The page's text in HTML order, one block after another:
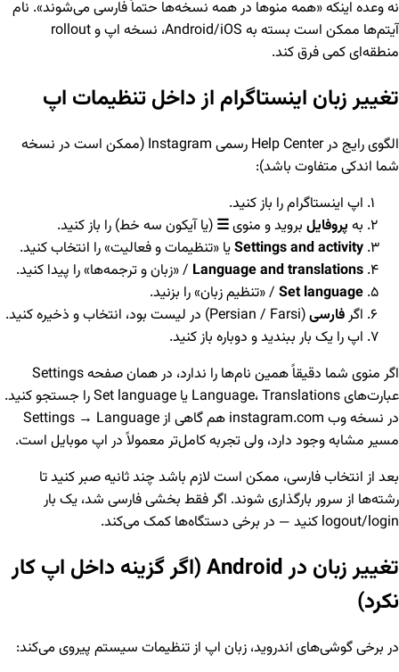
نه وعده اینکه «همه منوها در همه نسخه‌ها حتماً فارسی می‌شوند». نام
آیتم‌ها ممکن است بسته به Android/iOS، نسخه اپ و rollout
منطقه‌ای کمی فرق کند.
تغییر زبان اینستاگرام از داخل تنظیمات اپ
الگوی رایج در Help Center رسمی Instagram (ممکن است در نسخه
شما اندکی متفاوت باشد):
اپ اینستاگرام را باز کنید.
به پروفایل بروید و منوی☰ (یا آیکون سه خط) را باز کنید.
Settings and activityیا «تنظیمات و فعالیت» را انتخاب کنید.
Language and translations / «زبان و ترجمه‌ها» را پیدا کنید.
Set language / «تنظیم زبان» را بزنید.
اگرفارسی(Persian / Farsi) در لیست بود، انتخاب و ذخیره کنید.
اپ را یک بار ببندید و دوباره باز کنید.
اگر منوی شما دقیقاً همین نام‌ها را ندارد، در همان صفحه Settings
عبارت‌های Language، Translations یا Set language را جستجو کنید.
در نسخه وب instagram.com هم گاهی از Settings → Language
مسیر مشابه وجود دارد، ولی تجربه کامل‌تر معمولاً در اپ موبایل است.
بعد از انتخاب فارسی، ممکن است لازم باشد چند ثانیه صبر کنید تا
رشته‌ها از سرور بارگذاری شوند. اگر فقط بخشی فارسی شد، یک بار
logout/login کنید — در برخی دستگاه‌ها کمک می‌کند.
تغییر زبان در Android (اگر گزینه داخل اپ کار
نکرد)
در برخی گوشی‌های اندروید، زبان اپ از تنظیمات سیستم پیروی می‌کند: